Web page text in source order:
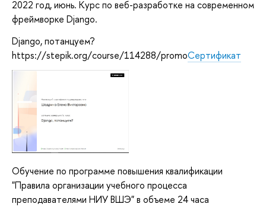
2022 год, июнь. Курс по веб-разработке на современном
фреймворке Django.
Django, потанцуем?
https://stepik.org/course/114288/promoСертификат
Обучение по программе повышения квалификации
"Правила организации учебного процесса
преподавателями НИУ ВШЭ" в объеме 24 часа